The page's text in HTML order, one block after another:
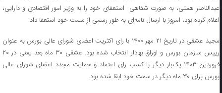
عبدالناصر همتی، به صورت شفاهی استعفای خود را به وزیر امور اقتصادی و دارایی،
اعلام کرده بود، امروز با ارسال نامه‌ای به طور رسمی از سمت خود استعفا داد.
مجید عشقی در تاریخ ۲۱ مهر ۱۴۰۰ با رای اکثریت اعضای شورای عالی بورس به عنوان
رییس سازمان بورس و اوراق بهادار انتخاب شده بود. عشقی ۳۰ ماه بعد یعنی در ۲۰
فروردین ۱۴۰۳ یک‌بار دیگر با کسب رای اعتماد و حمایت مجدد اعضای شورای عالی
بورس برای ۳۰ ماه دیگر در سمت خود ابقا شده بود.